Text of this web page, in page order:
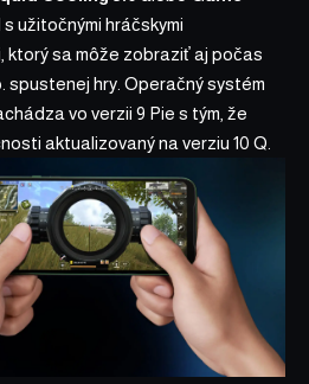
s užitočnými hráčskymi
ktorý sa môže zobraziť aj počas
spustenej hry. Operačný systém
vo verzii 9 Pie s tým, že
aktualizovaný na verziu 10 Q